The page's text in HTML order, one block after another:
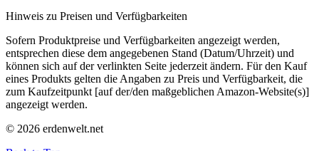
Hinweis zu Preisen und Verfügbarkeiten
Sofern Produktpreise und Verfügbarkeiten angezeigt werden,
entsprechen diese dem angegebenen Stand (Datum/Uhrzeit) und
können sich auf der verlinkten Seite jederzeit ändern. Für den Kauf
eines Produkts gelten die Angaben zu Preis und Verfügbarkeit, die
zum Kaufzeitpunkt [auf der/den maßgeblichen Amazon-Website(s)]
angezeigt werden.
© 2026 erdenwelt.net